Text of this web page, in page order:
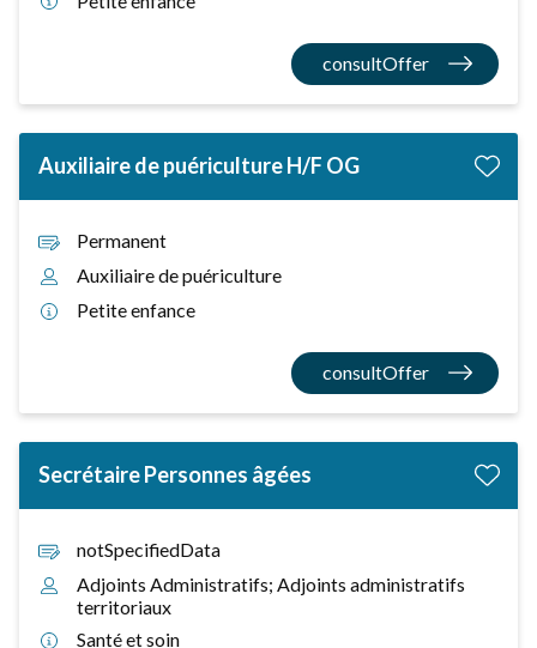
consultOffer
Auxiliaire de puériculture H/F OG
Permanent
Auxiliaire de puériculture
Petite enfance
consultOffer
Secrétaire Personnes âgées
notSpecifiedData
Adjoints Administratifs; Adjoints administratifs
territoriaux
Santé et soin